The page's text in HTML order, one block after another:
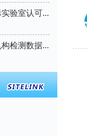
实验室资质认定计量认证历史和国际实验室认可情况如何？
实验室资质认定计量认证合格检测机构检测数据和结果用途是什么？